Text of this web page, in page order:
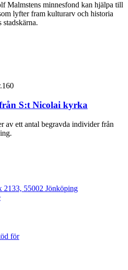
Malmstens minnesfond kan hjälpa till
lyfter fram kulturarv och historia
S:t Nicolai kyrka
av ett antal begravda individer från
2133, 55002 Jönköping
för